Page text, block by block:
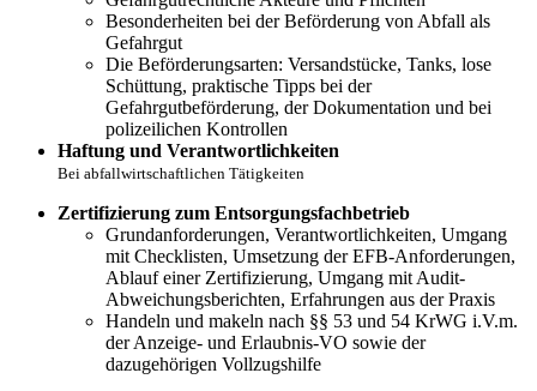
Besonderheiten bei der Beförderung von Abfall als
Gefahrgut
Die Beförderungsarten: Versandstücke, Tanks, lose
Schüttung, praktische Tipps bei der
Gefahrgutbeförderung, der Dokumentation und bei
polizeilichen Kontrollen
Haftung und Verantwortlichkeiten
Bei abfallwirtschaftlichen Tätigkeiten
Zertifizierung zum Entsorgungsfachbetrieb
Grundanforderungen, Verantwortlichkeiten, Umgang
mit Checklisten, Umsetzung der EFB-Anforderungen,
Ablauf einer Zertifizierung, Umgang mit Audit-
Abweichungsberichten, Erfahrungen aus der Praxis
Handeln und makeln nach §§ 53 und 54 KrWG i.V.m.
der Anzeige- und Erlaubnis-VO sowie der
dazugehörigen Vollzugshilfe